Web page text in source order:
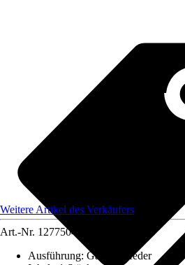
Weitere Artikel des Verkäufers
Art.-Nr. 12775043
Ausführung: Gasdruckfeder